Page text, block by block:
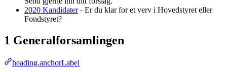
2020 Kandidater- Er du klar for et verv i Hovedstyret eller
Fondstyret?
1 Generalforsamlingen
heading.anchorLabel